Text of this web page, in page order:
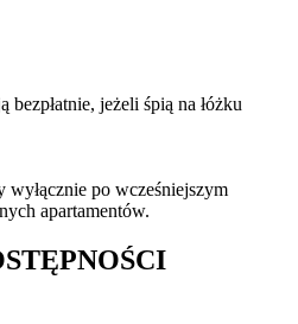
jeżeli śpią na łóżku
po wcześniejszym
apartamentów.